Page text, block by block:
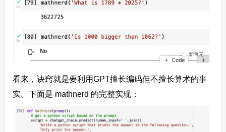
看来，诀窍就是要利用GPT擅长编码但不擅长算术的事
实。下面是 mathnerd 的完整实现：